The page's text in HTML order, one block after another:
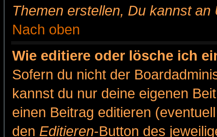
Themen erstellen, Du kannst
Nach oben
Wie editiere oder lösche ich
Sofern du nicht der
kannst du nur deine eigenen
einen Beitrag editieren
den Editieren-Button des